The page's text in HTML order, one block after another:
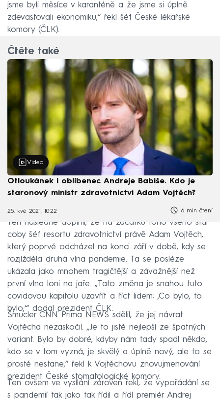
jsme byli měsíce v karanténě a že jsme si úplně
zdevastovali ekonomiku,“ řekl šéf České lékařské
komory (ČLK).
Čtěte také
Video
Otloukánek i oblíbenec Andreje Babiše. Kdo je
staronový ministr zdravotnictví Adam Vojtěch?
25. kvě 2021, 10:22 6 min čtení
Ten následně doplnil, že na začátku toho všeho stál
coby šéf resortu zdravotnictví právě Adam Vojtěch,
který poprvé odcházel na konci září v době, kdy se
rozjížděla druhá vlna pandemie. Ta se posléze
ukázala jako mnohem tragičtější a závažnější než
první vlna loni na jaře. „Tato změna je snahou tuto
covidovou kapitolu uzavřít a říct lidem: ‚Co bylo, to
bylo,‘“ dodal prezident ČLK.
Šmucler CNN Prima NEWS sdělil, že jej návrat
Vojtěcha nezaskočil. „Je to jistě nejlepší ze špatných
variant. Bylo by dobré, kdyby nám tady spadl někdo,
kdo se v tom vyzná, je skvělý a úplně nový, ale to se
prostě nestane,“ řekl k Vojtěchovu znovujmenování
prezident České stomatologické komory.
Ten ovšem ve vysílání zároveň řekl, že vypořádání se
s pandemií tak jako tak řídil a řídí premiér Andrej